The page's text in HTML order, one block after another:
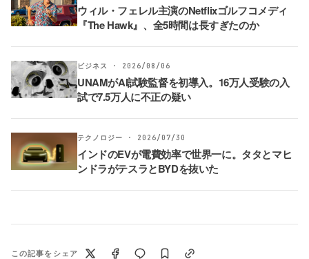
ウィル・フェレル主演のNetflixゴルフコメディ
『The Hawk』、全5時間は長すぎたのか
ビジネス · 2026/08/06
UNAMがAI試験監督を初導入。16万人受験の入
試で7.5万人に不正の疑い
テクノロジー · 2026/07/30
インドのEVが電費効率で世界一に。タタとマヒ
ンドラがテスラとBYDを抜いた
この記事をシェア